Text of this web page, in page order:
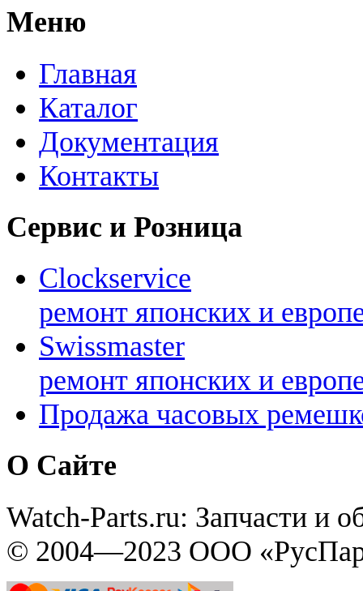
Меню
Главная
Каталог
Документация
Контакты
Сервис и Розница
Clockservice
ремонт японских и
Swissmaster
ремонт японских и
Продажа часовых
О Сайте
Watch-Parts.ru: Запчасти и
© 2004—2023 ООО